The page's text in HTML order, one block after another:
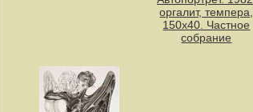
оргалит, темпера,
150х40. Частное
собрание